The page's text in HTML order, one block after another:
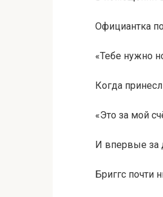
Официантка
«Тебе нужно
Когда
«Это за мой
И впервые за
Бриггс почти